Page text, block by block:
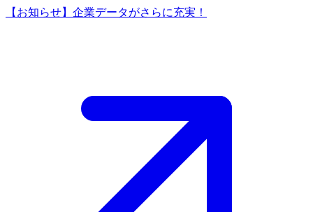
【お知らせ】企業データがさらに充実！